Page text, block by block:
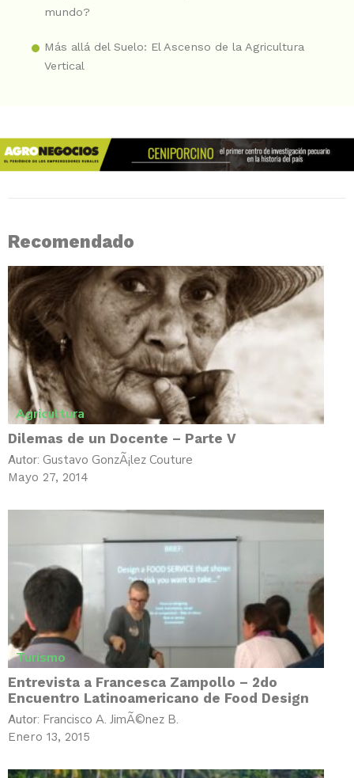
mundo?
Más allá del Suelo: El Ascenso de la Agricultura
Vertical
Recomendado
Agricultura
Dilemas de un Docente – Parte V
Autor: Gustavo GonzÃ¡lez Couture
Mayo 27, 2014
Turismo
Entrevista a Francesca Zampollo – 2do
Encuentro Latinoamericano de Food Design
Autor: Francisco A. JimÃ©nez B.
Enero 13, 2015